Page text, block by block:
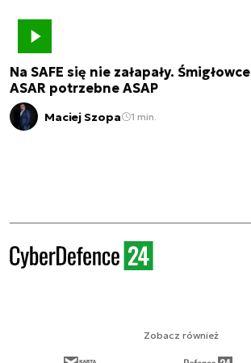
Na SAFE się nie załapały. Śmigłowce
ASAR potrzebne ASAP
Maciej Szopa 1 min.
Zobacz również